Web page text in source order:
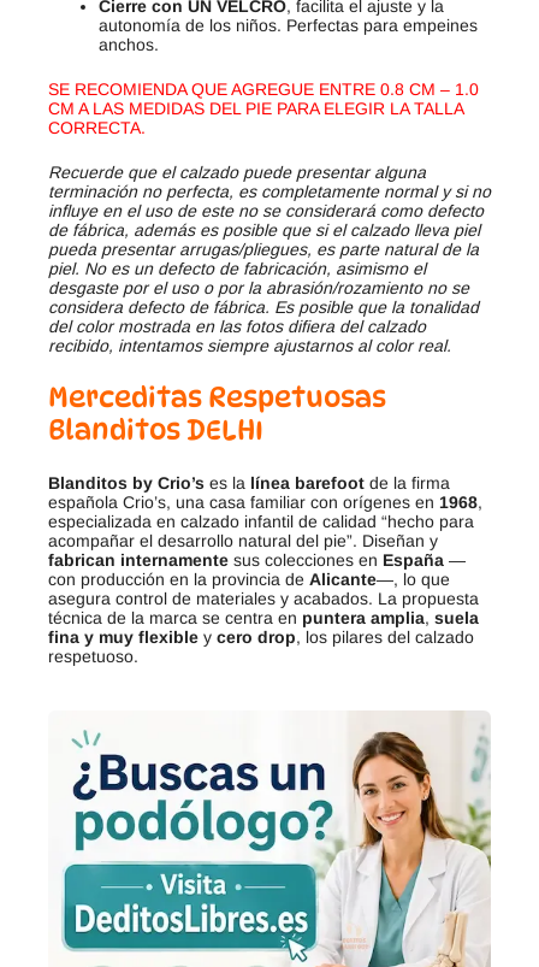
Cierre con UN VELCRO, facilita el ajuste y la
autonomía de los niños. Perfectas para empeines
anchos.
SE RECOMIENDA QUE AGREGUE ENTRE 0.8 CM – 1.0
CM A LAS MEDIDAS DEL PIE PARA ELEGIR LA TALLA
CORRECTA.
Recuerde que el calzado puede presentar alguna
terminación no perfecta, es completamente normal y si no
influye en el uso de este no se considerará como defecto
de fábrica, además es posible que si el calzado lleva piel
pueda presentar arrugas/pliegues, es parte natural de la
piel. No es un defecto de fabricación, asimismo el
desgaste por el uso o por la abrasión/rozamiento no se
considera defecto de fábrica. Es posible que la tonalidad
del color mostrada en las fotos difiera del calzado
recibido, intentamos siempre ajustarnos al color real.
Merceditas Respetuosas
Blanditos DELHI
Blanditos by Crio’s es la línea barefoot de la firma
española Crio’s, una casa familiar con orígenes en 1968,
especializada en calzado infantil de calidad “hecho para
acompañar el desarrollo natural del pie”. Diseñan y
fabrican internamente sus colecciones en España —
con producción en la provincia de Alicante—, lo que
asegura control de materiales y acabados. La propuesta
técnica de la marca se centra en puntera amplia, suela
fina y muy flexible y cero drop, los pilares del calzado
respetuoso.